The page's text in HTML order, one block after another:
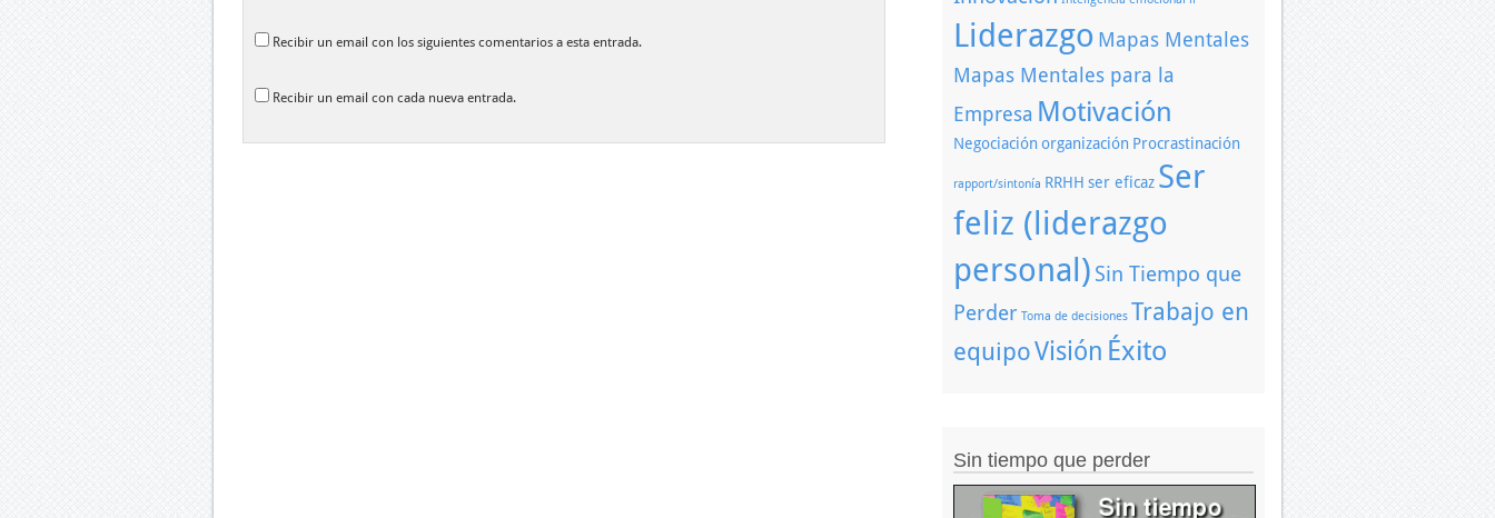
Recibir un email con los siguientes comentarios a esta entrada.
Recibir un email con cada nueva entrada.
Liderazgo Mapas Mentales
Mapas Mentales para la
Empresa Motivación
Negociación organización Procrastinación
rapport/sintonía RRHH ser eficaz Ser
feliz (liderazgo
personal) Sin Tiempo que
Perder Toma de decisiones Trabajo en
equipoVisión Éxito
Sin tiempo que perder